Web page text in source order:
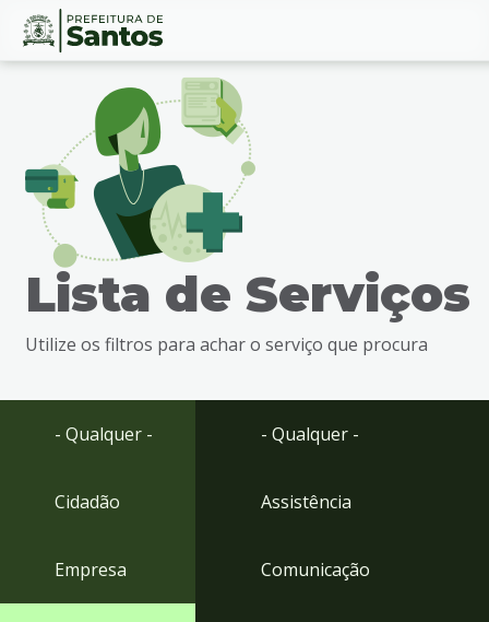
Ir
busca
Ir
Conteúdo
Lista de Serviços
Utilize os filtros para achar o serviço que procura
- Qualquer -
Cidadão
Empresa
- Qualquer -
Assistência
Comunicação